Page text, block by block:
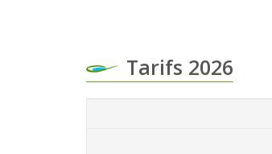
Tarifs 2026